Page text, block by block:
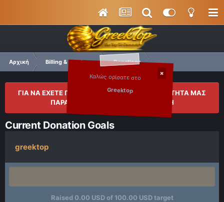
Καλώς ορίσατε στο
Greektop
Αρχική Billing & Purchases Donations
ΓΙΑ ΝΑ ΕΧΕΤΕ ΠΛΗΡΗ ΠΡΟΣΒΑΣΗ ΣΤΗΝ ΚΟΙΝΟΤΗΤΑ ΜΑΣ
ΠΑΡΑΚΑΛΟΥΜΕ ΚΑΝΤΕ ΜΙΑ ΕΓΓΡΑΦΗ
Current Donation Goals
greektop
Raised 0.00 USD of 100.00 USD target